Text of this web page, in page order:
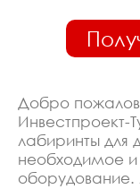
Добро
Инвестпроект-
лабиринты для
необходимое
оборудование.